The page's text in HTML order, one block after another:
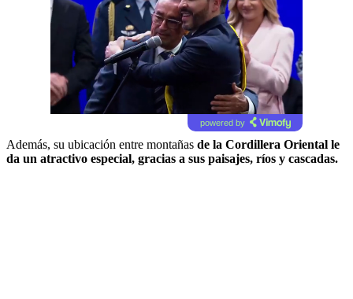
powered by
Además, su ubicación entre montañas de la Cordillera Oriental le
da un atractivo especial, gracias a sus paisajes, ríos y cascadas.